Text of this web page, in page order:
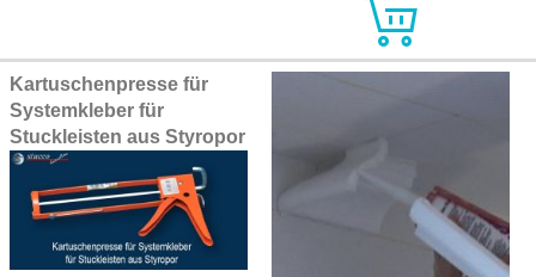
Kartuschenpresse für
Systemkleber für
Stuckleisten aus Styropor